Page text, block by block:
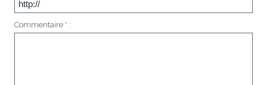
Commentaire * :